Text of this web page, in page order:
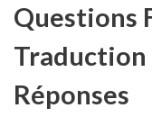
Questions
Traduction
Réponses